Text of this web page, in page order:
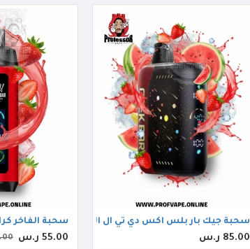
سحبة جيك بار بلس اكس دي تي ال الجاهزة (42000 سحبة) بطيخ فرولة
85.00 ر.س
سحبة الفاخر كراون
55.00 ر.س